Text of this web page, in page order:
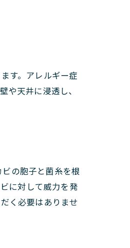
す。アレルギー症
や天井に浸透し、
の胞子と菌糸を根
に対して威力を発
く必要はありませ